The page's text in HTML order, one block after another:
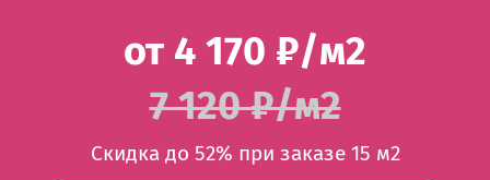
от 4 170 ₽/м2
7 120 ₽/м2
Скидка до 52% при заказе 15 м2